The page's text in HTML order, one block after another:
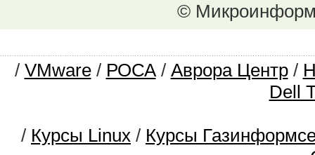
©
/ VMware/ РОСА/ Аврора Центр/
Dell
/ Курсы Linux / Курсы